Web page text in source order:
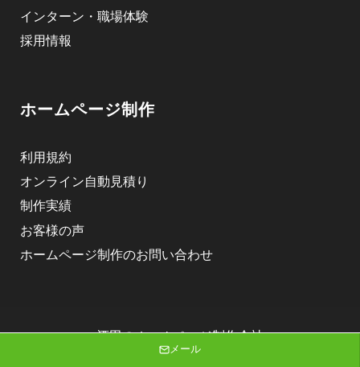
インターン・職場体験
採用情報
ホームページ制作
利用規約
オンライン自動見積り
制作実績
お客様の声
ホームページ制作のお問い合わせ
酒田のホームページ制作会社
株式会社ニゴロデザイン
メール